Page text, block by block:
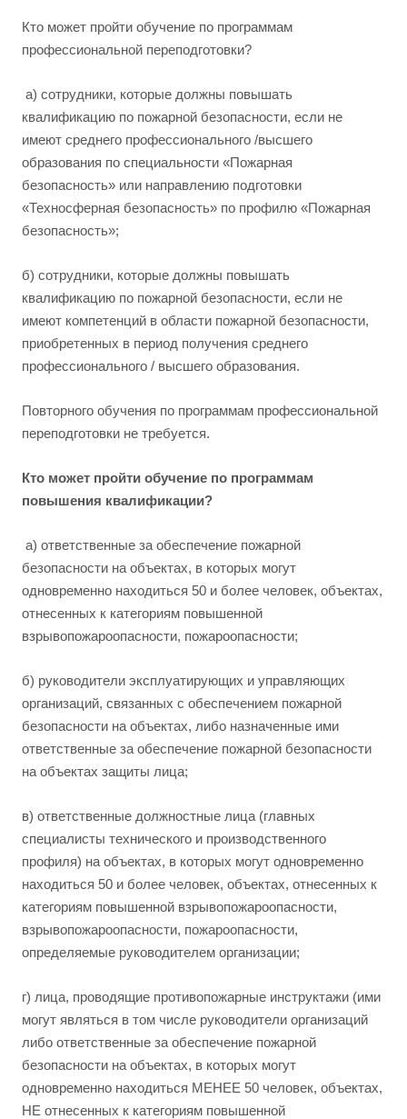
Кто может пройти обучение по программам
профессиональной переподготовки?
а) сотрудники, которые должны повышать
квалификацию по пожарной безопасности, если не
имеют среднего профессионального /высшего
образования по специальности «Пожарная
безопасность» или направлению подготовки
«Техносферная безопасность» по профилю «Пожарная
безопасность»;
б) сотрудники, которые должны повышать
квалификацию по пожарной безопасности, если не
имеют компетенций в области пожарной безопасности,
приобретенных в период получения среднего
профессионального / высшего образования.
Повторного обучения по программам профессиональной
переподготовки не требуется.
Кто может пройти обучение по программам
повышения квалификации?
а) ответственные за обеспечение пожарной
безопасности на объектах, в которых могут
одновременно находиться 50 и более человек, объектах,
отнесенных к категориям повышенной
взрывопожароопасности, пожароопасности;
б) руководители эксплуатирующих и управляющих
организаций, связанных с обеспечением пожарной
безопасности на объектах, либо назначенные ими
ответственные за обеспечение пожарной безопасности
на объектах защиты лица;
в) ответственные должностные лица (главных
специалисты технического и производственного
профиля) на объектах, в которых могут одновременно
находиться 50 и более человек, объектах, отнесенных к
категориям повышенной взрывопожароопасности,
взрывопожароопасности, пожароопасности,
определяемые руководителем организации;
г) лица, проводящие противопожарные инструктажи (ими
могут являться в том числе руководители организаций
либо ответственные за обеспечение пожарной
безопасности на объектах, в которых могут
одновременно находиться МЕНЕЕ 50 человек, объектах,
НЕ отнесенных к категориям повышенной